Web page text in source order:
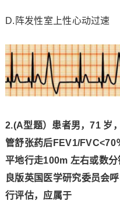
D.阵发性室上性心动过速
2.(A型题） 患者男，71 岁
管舒张药后FEV1/FVC<70
平地行走100m 左右或数分
良版英国医学研究委员会
行评估，应属于